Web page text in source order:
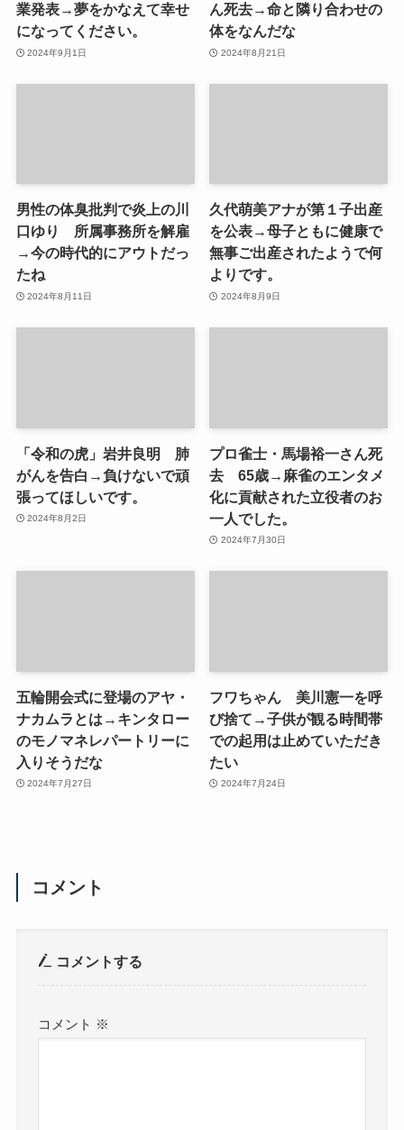
業発表→夢をかなえて幸せ
になってください。
2024年9月1日
ん死去→命と隣り合わせの
体をなんだな
2024年8月21日
男性の体臭批判で炎上の川
口ゆり 所属事務所を解雇
→今の時代的にアウトだっ
たね
2024年8月11日
久代萌美アナが第１子出産
を公表→母子ともに健康で
無事ご出産されたようで何
よりです。
2024年8月9日
「令和の虎」岩井良明 肺
がんを告白→負けないで頑
張ってほしいです。
2024年8月2日
プロ雀士・馬場裕一さん死
去 65歳→麻雀のエンタメ
化に貢献された立役者のお
一人でした。
2024年7月30日
五輪開会式に登場のアヤ・
ナカムラとは→キンタロー
のモノマネレパートリーに
入りそうだな
2024年7月27日
フワちゃん 美川憲一を呼
び捨て→子供が観る時間帯
での起用は止めていただき
たい
2024年7月24日
コメント
コメントする
コメント ※